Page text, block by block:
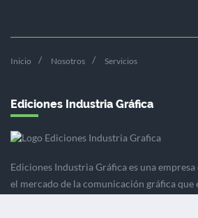
Inicio Nosotros Servicios
Ediciones Industria Gráfica
Ediciones Industria Gráfica es una
el mercado de la comunicación gráfica que